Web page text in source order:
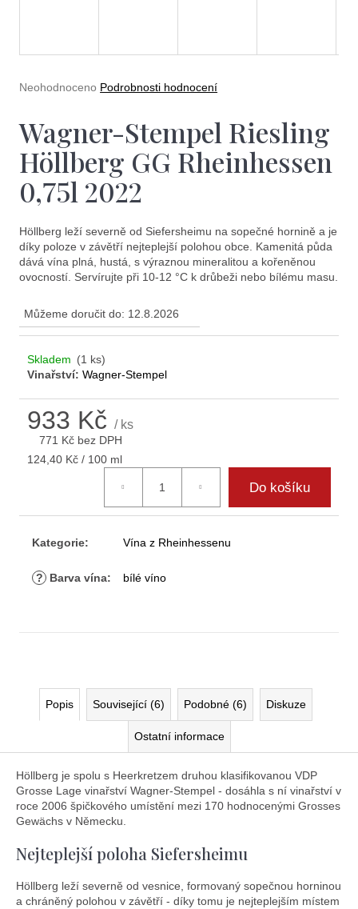
Průměrné
je
0,0
z
5
hvězdiček.
Neohodnoceno Podrobnosti hodnocení
Wagner-Stempel Riesling
Höllberg GG Rheinhessen
0,75l 2022
Höllberg leží severně od Siefersheimu na sopečné hornině a je
díky poloze v závětří nejteplejší polohou obce. Kamenitá půda
dává vína plná, hustá, s výraznou mineralitou a kořeněnou
ovocností. Servírujte při 10-12 °C k drůbeži nebo bílému masu.
Můžeme doručit do: 12.8.2026
Skladem (1 ks)
Vinařství:Wagner-Stempel
933 Kč/ ks
771 Kč bez DPH
Měrná
124,40 Kč / 100 ml
Do košíku
Kategorie: Vína z Rheinhessenu
? Barva vína: bílé víno
Popis Související (6) Podobné (6) Diskuze
Ostatní informace
Höllberg je spolu s Heerkretzem druhou klasifikovanou VDP
Grosse Lage vinařství Wagner-Stempel - dosáhla s ní vinařství v
roce 2006 špičkového umístění mezi 170 hodnocenými Grosses
Gewächs v Německu.
Nejteplejší poloha Siefersheimu
Höllberg leží severně od vesnice, formovaný sopečnou horninou
a chráněný polohou v závětří - díky tomu je nejteplejším místem
e
n
j
í
t
?
j